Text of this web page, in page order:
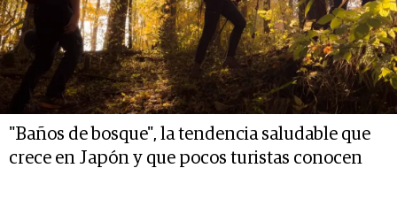
"Baños de bosque", la tendencia saludable que
crece en Japón y que pocos turistas conocen